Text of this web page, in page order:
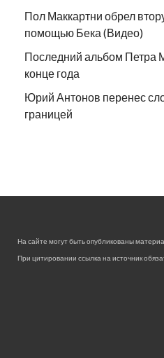
Пол Маккартни обрел
помощью Бека (Видео)
Последний альбом Петра
конце года
Юрий Антонов перенес
границей
На сайте могут быть опубликованы
При цитировании ссылка на источник